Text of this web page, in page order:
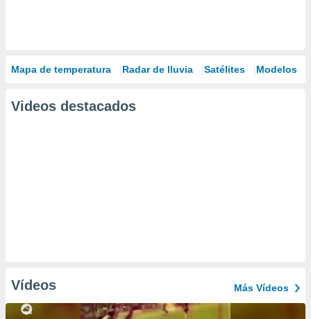
Mapa de temperatura Radar de lluvia Satélites Modelos
Videos destacados
Vídeos Más Vídeos